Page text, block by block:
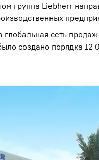
группа Liebherr
сеть
создано порядка 12